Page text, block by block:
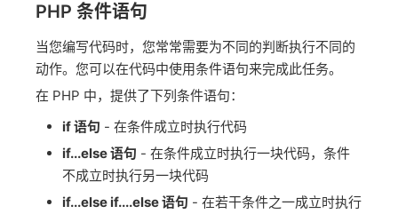
PHP 条件语句
当您编写代码时，您常常需要为不同的判断执行不同的
动作。您可以在代码中使用条件语句来完成此任务。
在 PHP 中，提供了下列条件语句：
if 语句 - 在条件成立时执行代码
if...else 语句 - 在条件成立时执行一块代码，条件
不成立时执行另一块代码
if...else if....else 语句 - 在若干条件之一成立时执行